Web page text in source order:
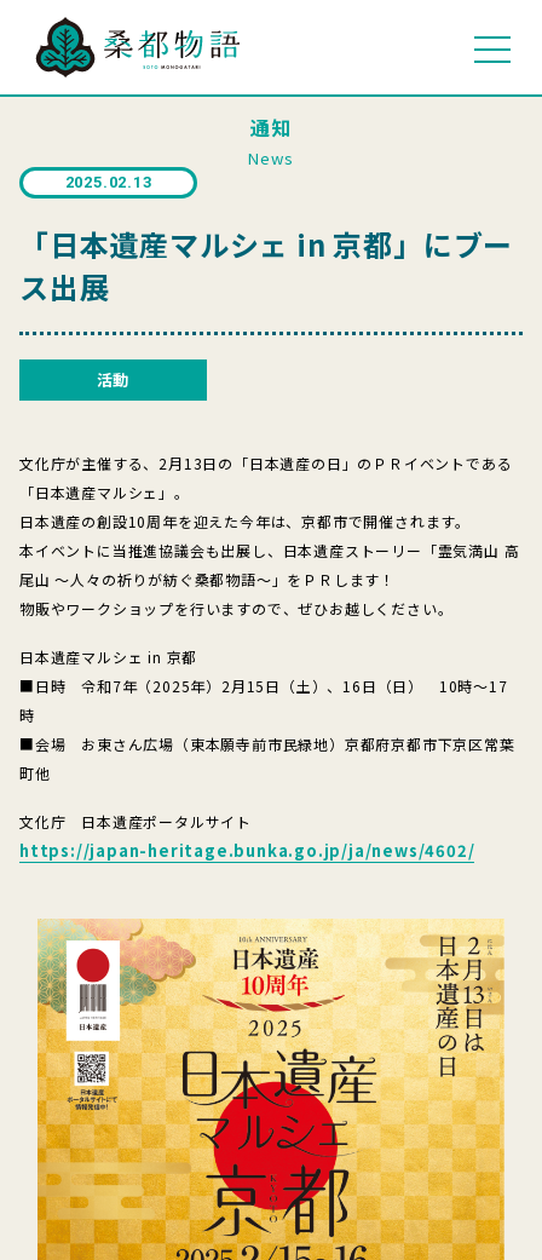
通知
News
2025.02.13
「日本遺産マルシェ in 京都」にブー
ス出展
活動
文化庁が主催する、2月13日の「日本遺産の日」のＰＲイベントである
「日本遺産マルシェ」。
日本遺産の創設10周年を迎えた今年は、京都市で開催されます。
本イベントに当推進協議会も出展し、日本遺産ストーリー「霊気満山 高
尾山 ～人々の祈りが紡ぐ桑都物語～」をＰＲします！
物販やワークショップを行いますので、ぜひお越しください。
日本遺産マルシェ in 京都
■日時 令和7年（2025年）2月15日（土）、16日（日） 10時～17
時
■会場 お東さん広場（東本願寺前市民緑地）京都府京都市下京区常葉
町他
文化庁 日本遺産ポータルサイト
https://japan-heritage.bunka.go.jp/ja/news/4602/